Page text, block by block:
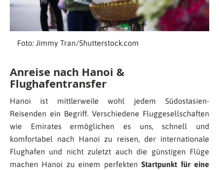
Foto: Jimmy Tran/Shutterstock.com
Anreise nach Hanoi &
Flughafentransfer
Hanoi ist mittlerweile wohl jedem Südostasien-
Reisenden ein Begriff. Verschiedene Fluggesellschaften
wie Emirates ermöglichen es uns, schnell und
komfortabel nach Hanoi zu reisen, der internationale
Flughafen und nicht zuletzt auch die günstigen Flüge
machen Hanoi zu einem perfektenStartpunkt für eine